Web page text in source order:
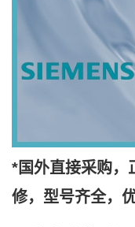
*国外直接采购，
修，型号齐全，